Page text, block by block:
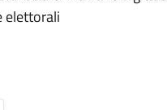
elettorali